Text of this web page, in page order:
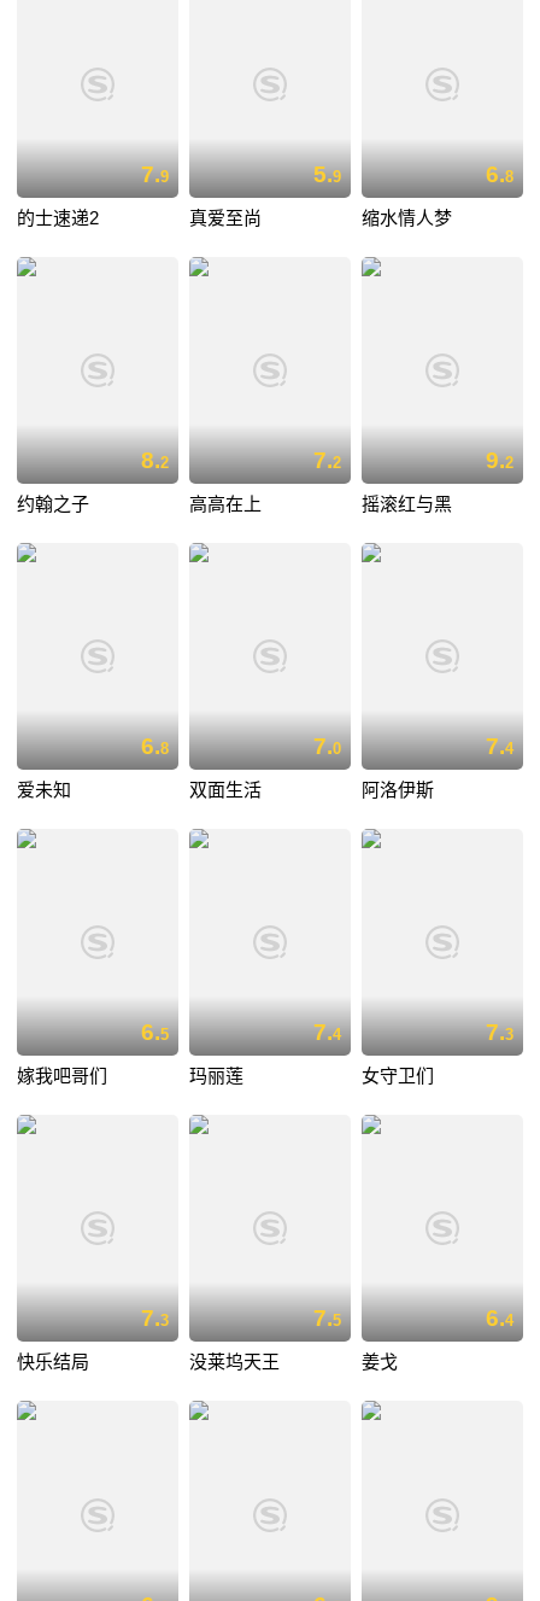
7.9
的士速递2
5.9
真爱至尚
6.8
缩水情人梦
8.2
约翰之子
7.2
高高在上
9.2
摇滚红与黑
6.8
爱未知
7.0
双面生活
7.4
阿洛伊斯
6.5
嫁我吧哥们
7.4
玛丽莲
7.3
女守卫们
7.3
快乐结局
7.5
没莱坞天王
6.4
姜戈